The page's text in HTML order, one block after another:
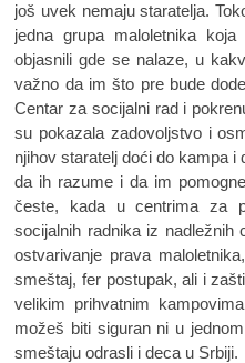
još uvek nemaju staratelja.
jedna grupa maloletnika
objasnili gde se nalaze, u
važno da im što pre bude
Centar za socijalni rad i
su pokazala zadovoljstvo i
njihov staratelj doći do kampa
da ih razume i da im
česte, kada u centrima za
socijalnih radnika iz nadležnih
ostvarivanje prava
smeštaj, fer postupak, ali i
velikim prihvatnim
možeš biti siguran ni u
smeštaju odrasli i deca u Srbiji.